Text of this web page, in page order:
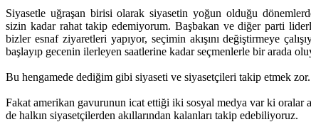
Siyasetle uğraşan birisi olarak siyasetin yoğun olduğu
sizin kadar rahat takip edemiyorum. Başbakan ve diğer parti
bizler esnaf ziyaretleri yapıyor, seçimin akışını değiştirmeye
başlayıp gecenin ilerleyen saatlerine kadar seçmenlerle bir arada
Bu hengamede dediğim gibi siyaseti ve siyasetçileri takip etmek zor.
Fakat amerikan gavurunun icat ettiği iki sosyal medya var ki oralar
de halkın siyasetçilerden akıllarından kalanları takip edebiliyoruz.